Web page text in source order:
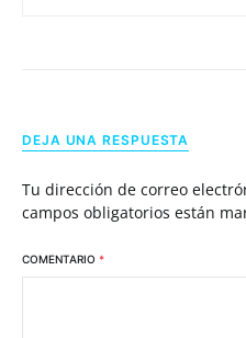
DEJA UNA RESPUESTA
Tu dirección de correo
campos obligatorios están
COMENTARIO *